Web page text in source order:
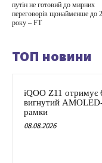
путін не готовий до мирних
переговорів щонайменше до
року – FT
ТОП новини
iQOO Z11
вигнутий AMOLED-
рамки
08.08.2026